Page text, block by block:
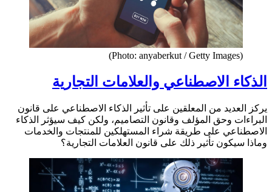
(Photo: anyaberkut / Getty Images)
الذكاء الاصطناعي والعلامات التجارية
يركز العديد من المعلقين على تأثير الذكاء الاصطناعي على قانون
البراءات وحق المؤلف وقانون التصاميم، ولكن كيف سيؤثر الذكاء
الاصطناعي على طريقة شراء المستهلكين للمنتجات والخدمات
وماذا سيكون تأثير ذلك على قانون العلامات التجارية؟